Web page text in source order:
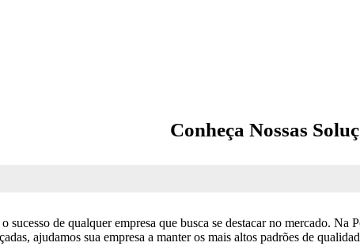
Conheça Nossas
sucesso de qualquer empresa que busca se destacar no mercado.
ajudamos sua empresa a manter os mais altos padrões de